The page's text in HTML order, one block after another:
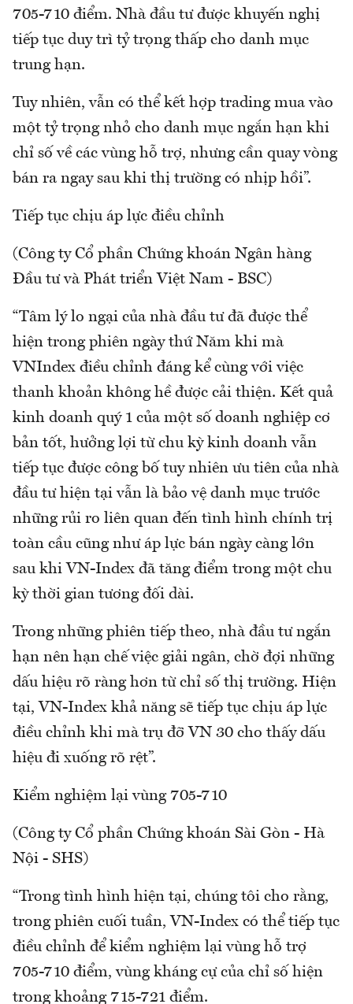
705-710 điểm. Nhà đầu tư được khuyến nghị
tiếp tục duy trì tỷ trọng thấp cho danh mục
trung hạn.
Tuy nhiên, vẫn có thể kết hợp trading mua vào
một tỷ trọng nhỏ cho danh mục ngắn hạn khi
chỉ số về các vùng hỗ trợ, nhưng cần quay vòng
bán ra ngay sau khi thị trường có nhịp hồi”.
Tiếp tục chịu áp lực điều chỉnh
(Công ty Cổ phần Chứng khoán Ngân hàng
Đầu tư và Phát triển Việt Nam - BSC)
“Tâm lý lo ngại của nhà đầu tư đã được thể
hiện trong phiên ngày thứ Năm khi mà
VNIndex điều chỉnh đáng kể cùng với việc
thanh khoản không hề được cải thiện. Kết quả
kinh doanh quý 1 của một số doanh nghiệp cơ
bản tốt, hưởng lợi từ chu kỳ kinh doanh vẫn
tiếp tục được công bố tuy nhiên ưu tiên của nhà
đầu tư hiện tại vẫn là bảo vệ danh mục trước
những rủi ro liên quan đến tình hình chính trị
toàn cầu cũng như áp lực bán ngày càng lớn
sau khi VN-Index đã tăng điểm trong một chu
kỳ thời gian tương đối dài.
Trong những phiên tiếp theo, nhà đầu tư ngắn
hạn nên hạn chế việc giải ngân, chờ đợi những
dấu hiệu rõ ràng hơn từ chỉ số thị trường. Hiện
tại, VN-Index khả năng sẽ tiếp tục chịu áp lực
điều chỉnh khi mà trụ đỡ VN 30 cho thấy dấu
hiệu đi xuống rõ rệt”.
Kiểm nghiệm lại vùng 705-710
(Công ty Cổ phần Chứng khoán Sài Gòn - Hà
Nội - SHS)
“Trong tình hình hiện tại, chúng tôi cho rằng,
trong phiên cuối tuần, VN-Index có thể tiếp tục
điều chỉnh để kiểm nghiệm lại vùng hỗ trợ
705-710 điểm, vùng kháng cự của chỉ số hiện
trong khoảng 715-721 điểm.